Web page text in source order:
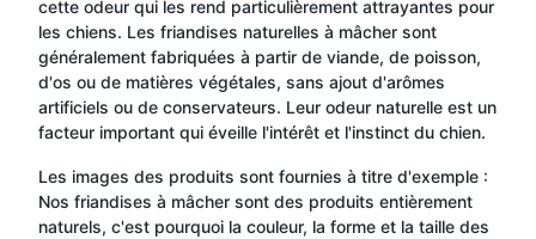
cette odeur qui les rend particulièrement attrayantes pour
les chiens. Les friandises naturelles à mâcher sont
généralement fabriquées à partir de viande, de poisson,
d'os ou de matières végétales, sans ajout d'arômes
artificiels ou de conservateurs. Leur odeur naturelle est un
facteur important qui éveille l'intérêt et l'instinct du chien.
Les images des produits sont fournies à titre d'exemple :
Nos friandises à mâcher sont des produits entièrement
naturels, c'est pourquoi la couleur, la forme et la taille des